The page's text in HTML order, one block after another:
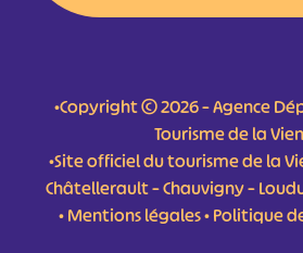
•Copyright © 2026 – Agence
Tourisme de la
•Site officiel du tourisme de la
Châtellerault – Chauvigny –
•Mentions légales•Politique